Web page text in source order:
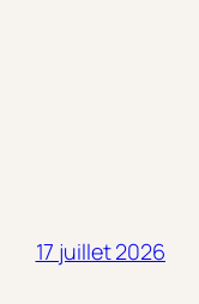
17 juillet 2026